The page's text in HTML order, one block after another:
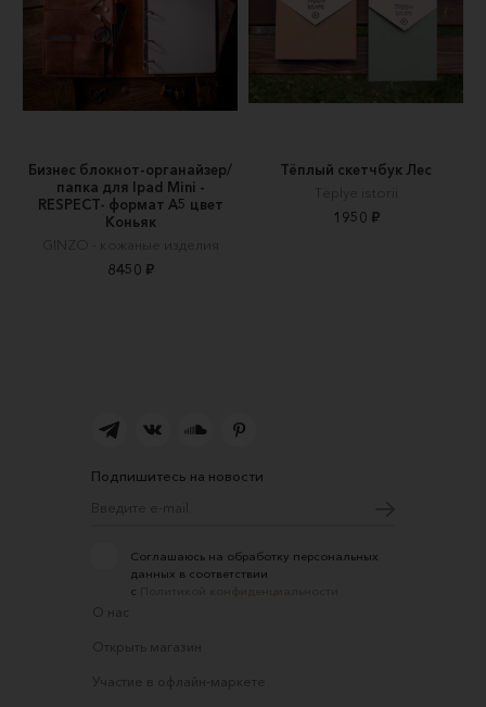
Бизнес блокнот-органайзер/
папка для Ipad Mini -
RESPECT- формат А5 цвет
Коньяк
GINZO - кожаные изделия
8450 ₽
Тёплый скетчбук Лес
Tёplye istorii
1950 ₽
Подпишитесь на новости
Соглашаюсь на обработку персональных
данных в соответствии
с
О нас
Открыть магазин
Участие в офлайн-маркете